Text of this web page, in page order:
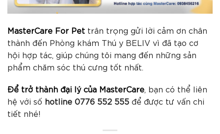
MasterCare For Pet trân trọng gửi lời cảm ơn chân
thành đến Phòng khám Thú y BELIV vì đã tạo cơ
hội hợp tác, giúp chúng tôi mang đến những sản
phẩm chăm sóc thú cưng tốt nhất.
Để trở thành đại lý của MasterCare, bạn có thể liên
hệ với số hotline 0776 552 555 để được tư vấn chi
tiết nhé!